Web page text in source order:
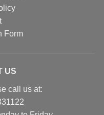
Form
US
call us at: